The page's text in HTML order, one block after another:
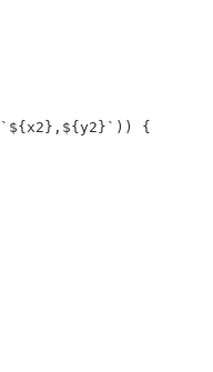
` ${x2} , ${y2} ` )) {